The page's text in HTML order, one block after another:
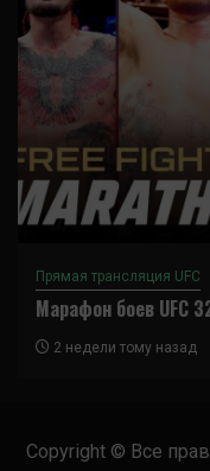
Прямая трансляция UFC
Марафон боев UFC
2 недели тому назад
Copyright © Все